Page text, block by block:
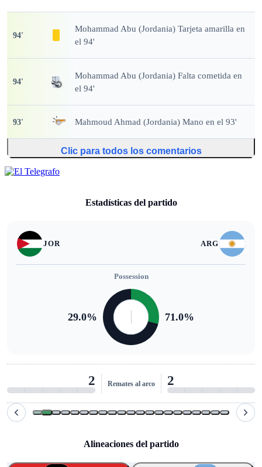
Alineaciones del partido
94'
Mohammad Abu (Jordania) Tarjeta amarilla en
el 94'
94'
Mohammad Abu (Jordania) Falta cometida en
el 94'
93' Mahmoud Ahmad (Jordania) Mano en el 93'
Clic para todos los comentarios
Estadísticas del partido
JOR ARG
Possession
29.0% 71.0%
2 Remates al arco 2